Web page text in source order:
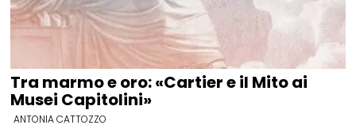
Tra marmo e oro: «Cartier e il Mito ai
Musei Capitolini»
ANTONIA CATTOZZO